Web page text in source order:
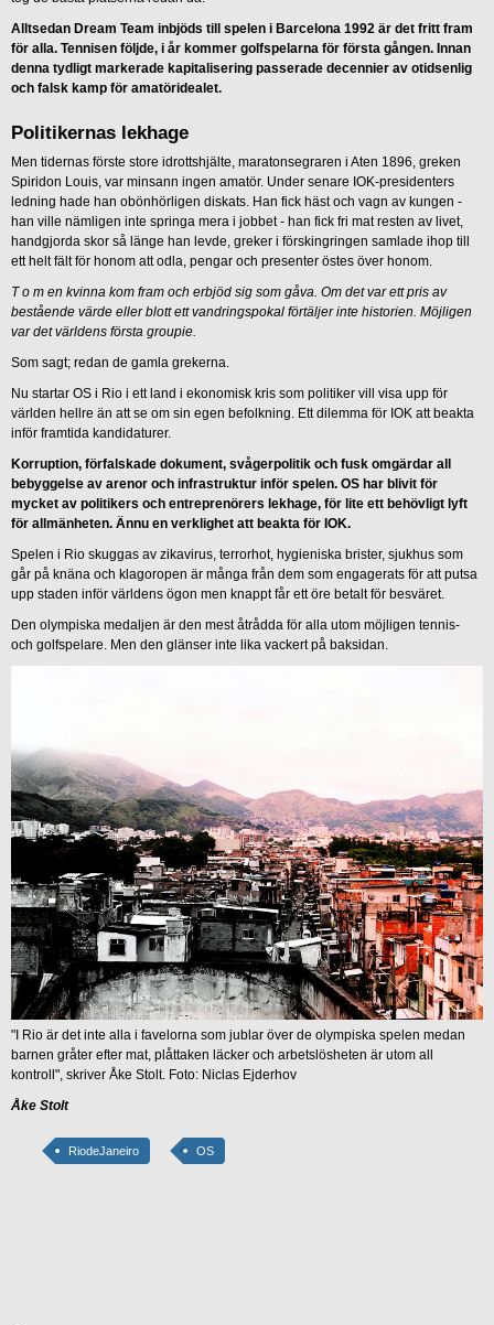
Alltsedan Dream Team inbjöds till spelen i Barcelona 1992 är det fritt fram
för alla. Tennisen följde, i år kommer golfspelarna för första gången. Innan
denna tydligt markerade kapitalisering passerade decennier av otidsenlig
och falsk kamp för amatöridealet.
Politikernas lekhage
Men tidernas förste store idrottshjälte, maratonsegraren i Aten 1896, greken
Spiridon Louis, var minsann ingen amatör. Under senare IOK-presidenters
ledning hade han obönhörligen diskats. Han fick häst och vagn av kungen -
han ville nämligen inte springa mera i jobbet - han fick fri mat resten av livet,
handgjorda skor så länge han levde, greker i förskingringen samlade ihop till
ett helt fält för honom att odla, pengar och presenter östes över honom.
T o m en kvinna kom fram och erbjöd sig som gåva. Om det var ett pris av
bestående värde eller blott ett vandringspokal förtäljer inte historien. Möjligen
var det världens första groupie.
Som sagt; redan de gamla grekerna.
Nu startar OS i Rio i ett land i ekonomisk kris som politiker vill visa upp för
världen hellre än att se om sin egen befolkning. Ett dilemma för IOK att beakta
inför framtida kandidaturer.
Korruption, förfalskade dokument, svågerpolitik och fusk omgärdar all
bebyggelse av arenor och infrastruktur inför spelen. OS har blivit för
mycket av politikers och entreprenörers lekhage, för lite ett behövligt lyft
för allmänheten. Ännu en verklighet att beakta för IOK.
Spelen i Rio skuggas av zikavirus, terrorhot, hygieniska brister, sjukhus som
går på knäna och klagoropen är många från dem som engagerats för att putsa
upp staden inför världens ögon men knappt får ett öre betalt för besväret.
Den olympiska medaljen är den mest åtrådda för alla utom möjligen tennis-
och golfspelare. Men den glänser inte lika vackert på baksidan.
"I Rio är det inte alla i favelorna som jublar över de olympiska spelen medan
barnen gråter efter mat, plåttaken läcker och arbetslösheten är utom all
kontroll", skriver Åke Stolt. Foto: Niclas Ejderhov
Åke Stolt
RiodeJaneiro OS